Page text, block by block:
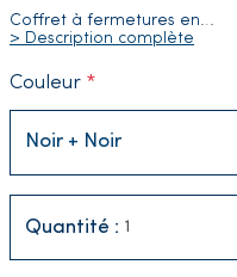
Coffret à fermetures en…
> Description complète
Couleur
Quantité :